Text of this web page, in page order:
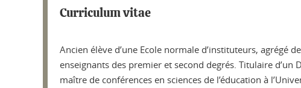
Curriculum vitae
Ancien élève d’une Ecole normale d’instituteurs, agrégé
enseignants des premier et second degrés. Titulaire
maître de conférences en sciences de l’éducation à